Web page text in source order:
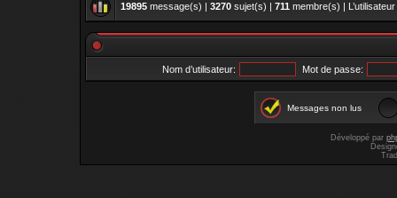
19895 message(s) | 3270 sujet(s) | 711 membre(s) |
Nom d’utilisateur: Mot de passe:
Messages non lus
Développé par